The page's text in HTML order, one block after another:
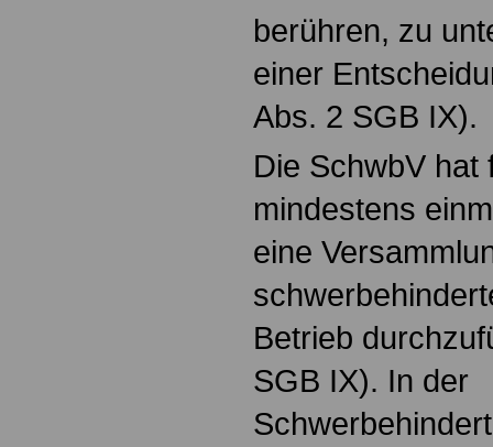
berühren, zu
einer
Abs. 2 SGB IX).
Die SchwbV hat
mindestens
eine
Betrieb
SGB IX). In der